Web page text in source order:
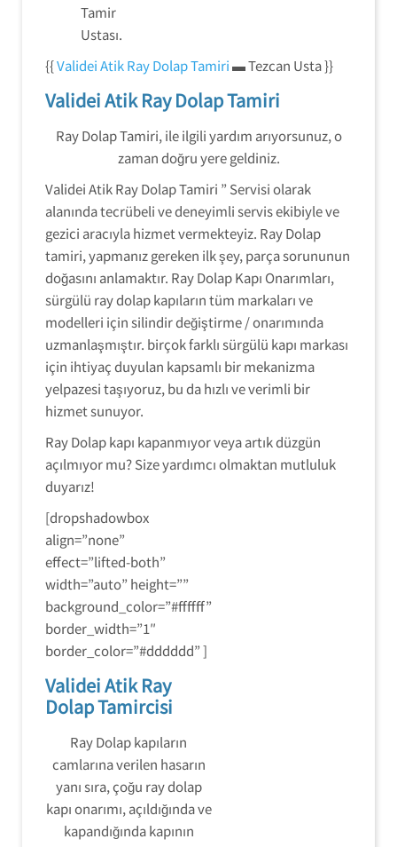
Tamir
Ustası.
{{Validei Atik Ray Dolap Tamiri▬ Tezcan Usta }}
Validei Atik Ray Dolap Tamiri
Ray Dolap Tamiri, ile ilgili yardım arıyorsunuz, o
zaman doğru yere geldiniz.
Validei Atik Ray Dolap Tamiri ” Servisi olarak
alanında tecrübeli ve deneyimli servis ekibiyle ve
gezici aracıyla hizmet vermekteyiz. Ray Dolap
tamiri, yapmanız gereken ilk şey, parça sorununun
doğasını anlamaktır. Ray Dolap Kapı Onarımları,
sürgülü ray dolap kapıların tüm markaları ve
modelleri için silindir değiştirme / onarımında
uzmanlaşmıştır. birçok farklı sürgülü kapı markası
için ihtiyaç duyulan kapsamlı bir mekanizma
yelpazesi taşıyoruz, bu da hızlı ve verimli bir
hizmet sunuyor.
Ray Dolap kapı kapanmıyor veya artık düzgün
açılmıyor mu? Size yardımcı olmaktan mutluluk
duyarız!
[dropshadowbox
align=”none”
effect=”lifted-both”
width=”auto” height=””
background_color=”#ffffff”
border_width=”1″
border_color=”#dddddd” ]
Validei Atik Ray
Dolap Tamircisi
Ray Dolap kapıların
camlarına verilen hasarın
yanı sıra, çoğu ray dolap
kapı onarımı, açıldığında ve
kapandığında kapının